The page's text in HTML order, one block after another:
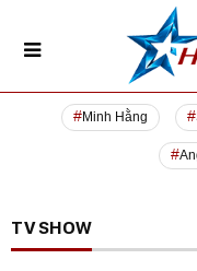
Minh Hằng
TV SHOW